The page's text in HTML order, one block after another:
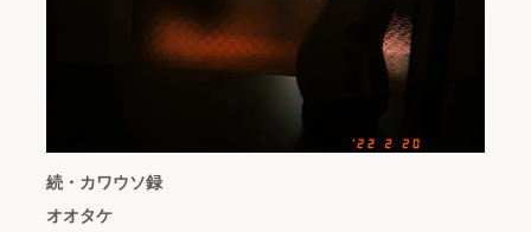
続・カワウソ録
オオタケ